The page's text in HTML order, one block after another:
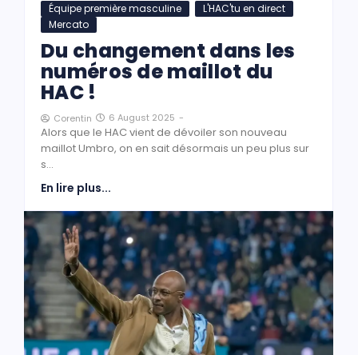
Équipe première masculine
L'HAC'tu en direct
Mercato
Du changement dans les
numéros de maillot du
HAC !
Corentin 6 August 2025 -
Alors que le HAC vient de dévoiler son nouveau
maillot Umbro, on en sait désormais un peu plus sur
s...
En lire plus...